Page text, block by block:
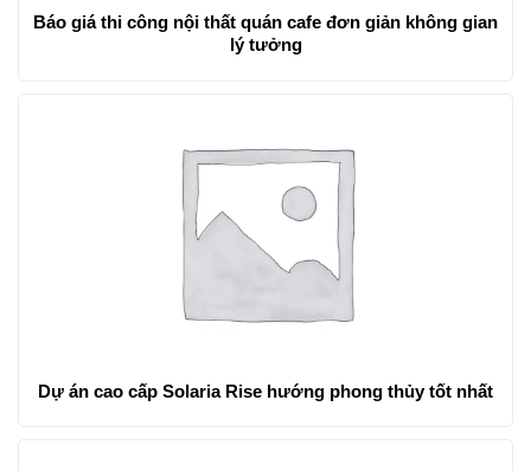
Báo giá thi công nội thất quán cafe đơn giản không gian
lý tưởng
Dự án cao cấp Solaria Rise hướng phong thủy tốt nhất